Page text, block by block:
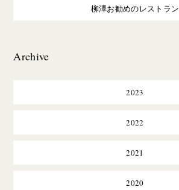
柳澤お勧めのレストラン
Archive
2023
2022
2021
2020